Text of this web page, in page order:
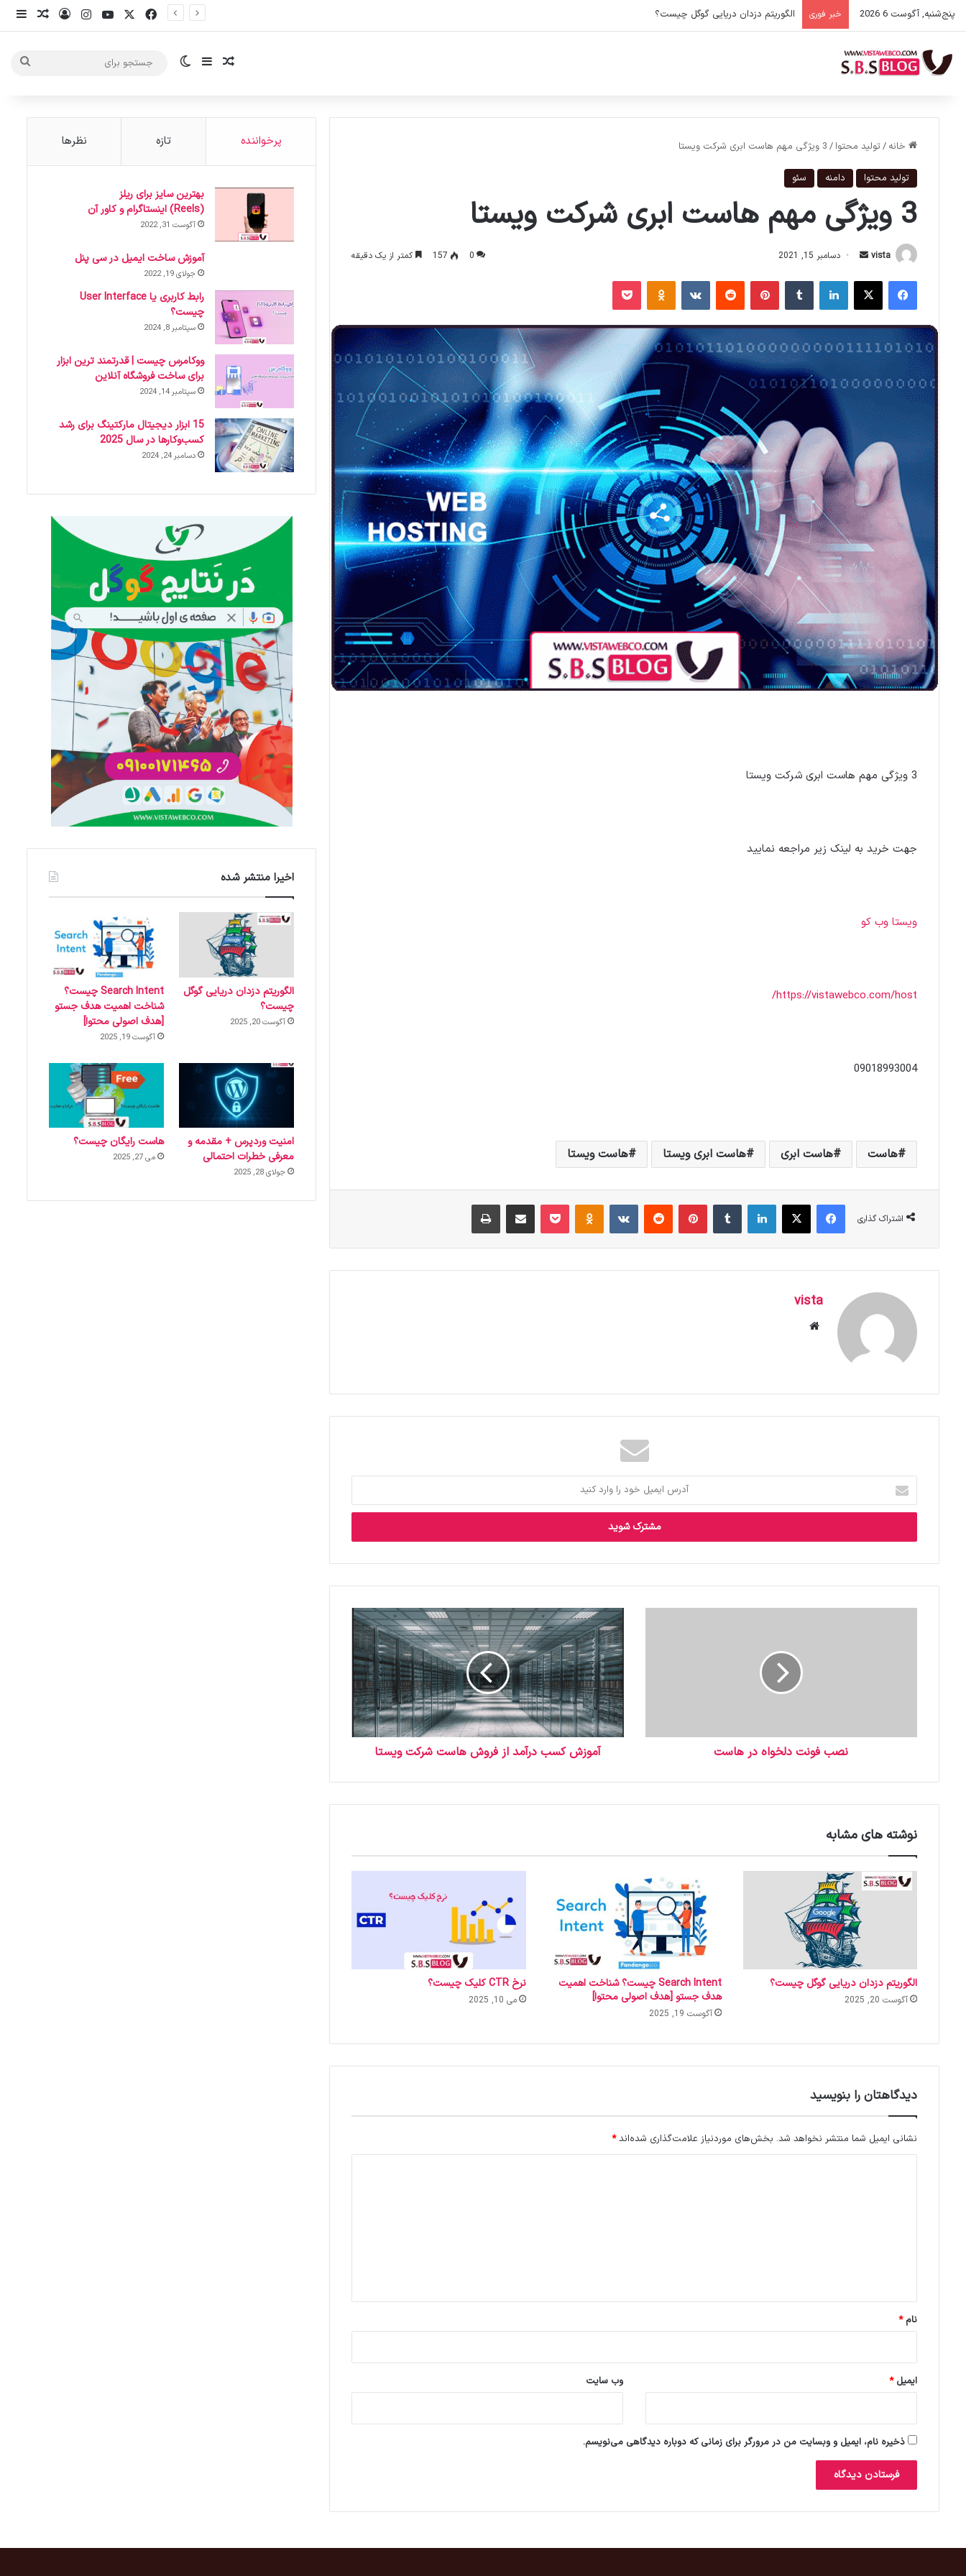
پنج‌شنبه, آگوست 6 2026 خبر فوری الگوریتم دزدان دریایی گوگل چیست؟ فیس بوک یوتیوباینستاگرام
ورود
نوشته تصادفی
سایدبار تغییر پوسته
خانه / تولید محتوا / 3 ویژگی مهم هاست ابری شرکت ویستا
تولید محتوا دامنه سئو
3 ویژگی مهم هاست ابری شرکت ویستا
vista
ا
ل
ا
ی
م
ل
دسامبر 15, 2021 0
157 کمتر از یک دقیقه
فیس بوک لینکدین ‫پین‌ترست ‫رددیت
3 ویژگی مهم هاست ابری شرکت ویستا
جهت خرید به لینک زیر مراجعه نمایید
ویستا وب کو
https://vistawebco.com/host/
09018993004
هاست هاست ابری هاست ابری ویستا هاست ویستا
اشتراک گذاری
فیس بوک لینکدین ‫پین‌ترست ‫رددیت پاکت اشتراک گذاری از طریق ایمیل
vista
ر
ا
ی
د
ی
نصب فونت دلخواه در هاست آموزش کسب درآمد از فروش هاست شرکت ویستا
نوشته های مشابه
الگوریتم دزدان دریایی گوگل چیست؟
آگوست 20, 2025
Search Intent چیست؟ شناخت اهمیت
هدف جستو [هدف اصولی محتوا]
آگوست 19, 2025
نرخ CTR کلیک چیست؟
می 10, 2025
دیدگاهتان را بنویسید
نشانی ایمیل شما منتشر نخواهد شد. بخش‌های موردنیاز علامت‌گذاری شده‌اند*
نام*
ایمیل* وب‌ سایت
ذخیره نام، ایمیل و وبسایت من در مرورگر برای زمانی که دوباره دیدگاهی می‌نویسم.
پرخواننده تازه نظرها
بهترین سایز برای ریلز
(Reels) اینستاگرام و کاور آن
آگوست 31, 2022
آموزش ساخت ایمیل در سی پنل
جولای 19, 2022
رابط کاربری یا User Interface
چیست؟
سپتامبر 8, 2024
ووکامرس چیست | قدرتمند ترین ابزار
برای ساخت فروشگاه آنلاین
سپتامبر 14, 2024
15 ابزار دیجیتال مارکتینگ برای رشد
کسب‌وکارها در سال 2025
دسامبر 24, 2024
اخیرا منتشر شده
الگوریتم دزدان دریایی گوگل
چیست؟
آگوست 20, 2025
Search Intent چیست؟
شناخت اهمیت هدف جستو
[هدف اصولی محتوا]
آگوست 19, 2025
امنیت وردپرس + مقدمه و
معرفی خطرات احتمالی
جولای 28, 2025
هاست رایگان چیست؟
می 27, 2025